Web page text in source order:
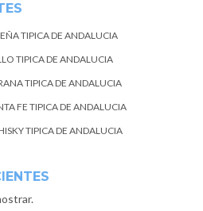
TIPICA DE ANDALUCIA
TIPICA DE ANDALUCIA
TIPICA DE ANDALUCIA
FE TIPICA DE ANDALUCIA
TIPICA DE ANDALUCIA